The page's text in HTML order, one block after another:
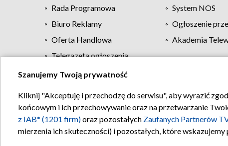
Rada Programowa
System NOS
Biuro Reklamy
Ogłoszenie
Oferta Handlowa
Akademia
Telegazeta ogłoszenia
Regulamin TVP
Szanujemy Twoją prywatność
Kliknij "Akceptuję i przechodzę do serwisu", aby wyrazić
końcowym i ich przechowywanie oraz na przetwarzanie
z IAB* (1201 firm)oraz pozostałych Zaufanych Partnerów
mierzenia ich skuteczności) i pozostałych, które